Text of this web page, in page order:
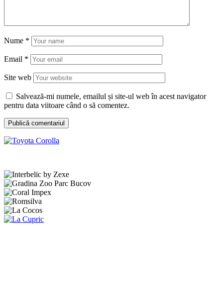
Nume *
Email *
Site web
Salvează-mi numele, emailul și site-ul web în acest navigator
pentru data viitoare când o să comentez.